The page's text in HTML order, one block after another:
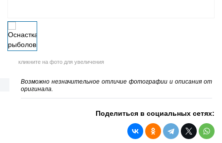
кликните на фото для увеличения
Возможно незначительное отличие фотографии и описания от
оригинала.
Поделиться в социальных сетях: